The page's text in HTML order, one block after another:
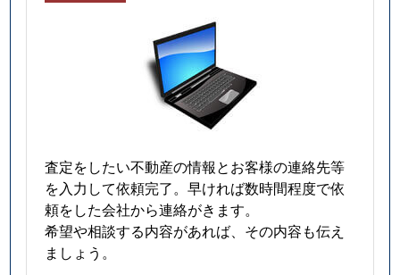
査定をしたい不動産の情報とお客様の連絡先等
を入力して依頼完了。早ければ数時間程度で依
頼をした会社から連絡がきます。
希望や相談する内容があれば、その内容も伝え
ましょう。